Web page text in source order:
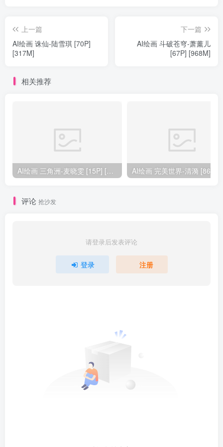
上一篇
AI绘画 诛仙-陆雪琪 [70P]
[317M]
下一篇
AI绘画 斗破苍穹-萧薰儿
[67P] [968M]
相关推荐
AI绘画 三角洲-麦晓雯 [15P] [57M]
评论 抢沙发
请登录后发表评论
登录 注册